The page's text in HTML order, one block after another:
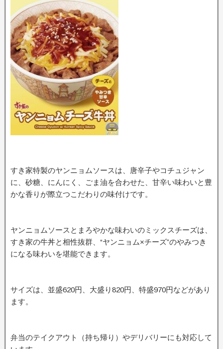
すき家特製のヤンニョムソースは、唐辛子やコチュジャン
に、砂糖、にんにく、ごま油を合わせた、甘辛い味わいと豊
かな香りが際立つこだわりの味付けです。
ヤンニョムソースとまろやかな味わいのミックスチーズは、
すき家の牛丼と相性抜群、“ヤンニョム×チーズ”のやみつき
になる味わいを堪能できます。
サイズは、並盛620円、大盛り820円、特盛970円などがあり
ます。
弁当のテイクアウト（持ち帰り）やデリバリーにも対応して